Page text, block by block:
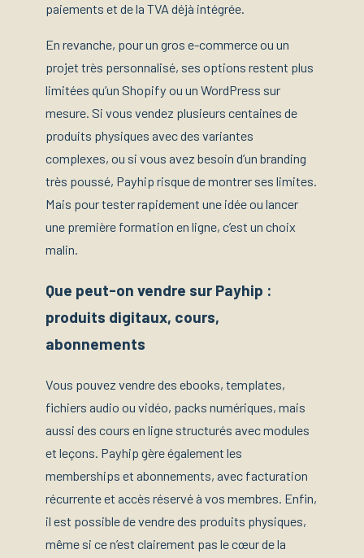
paiements et de la TVA déjà intégrée.
En revanche, pour un gros e-commerce ou un
projet très personnalisé, ses options restent plus
limitées qu’un Shopify ou un WordPress sur
mesure. Si vous vendez plusieurs centaines de
produits physiques avec des variantes
complexes, ou si vous avez besoin d’un branding
très poussé, Payhip risque de montrer ses limites.
Mais pour tester rapidement une idée ou lancer
une première formation en ligne, c’est un choix
malin.
Que peut-on vendre sur Payhip :
produits digitaux, cours,
abonnements
Vous pouvez vendre des ebooks, templates,
fichiers audio ou vidéo, packs numériques, mais
aussi des cours en ligne structurés avec modules
et leçons. Payhip gère également les
memberships et abonnements, avec facturation
récurrente et accès réservé à vos membres. Enfin,
il est possible de vendre des produits physiques,
même si ce n’est clairement pas le cœur de la